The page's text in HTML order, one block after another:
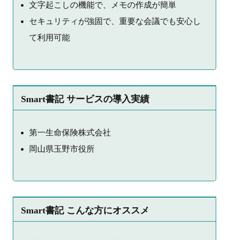
文字起こしの機能で、メモの作成が簡単
セキュリティが強固で、重要な会議でも安心し
て利用可能
Smart書記 サービスの導入実績
第一生命保険株式会社
岡山県玉野市役所
Smart書記 こんな方にオススメ